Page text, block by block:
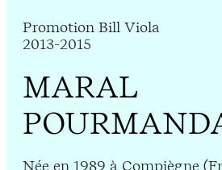
Promotion Bill Viola
2013-2015
MARAL
Née en 1989 à Compiègne